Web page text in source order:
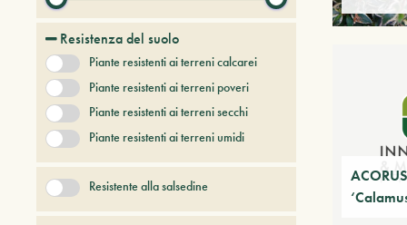
Alberi e piante del futuro
Conifere
+ Show More
Resistenza del suolo
Piante resistenti ai terreni calcarei
Piante resistenti ai terreni poveri
Piante resistenti ai terreni secchi
Piante resistenti ai terreni umidi
Resistente alla salsedine